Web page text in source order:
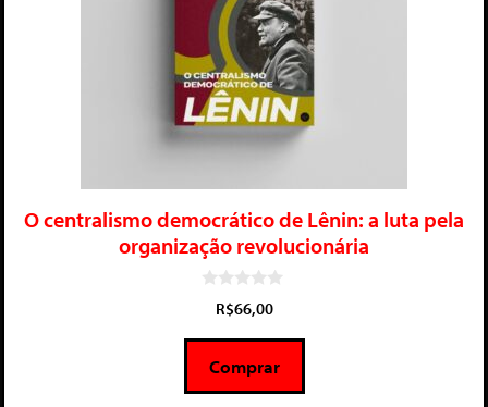
O centralismo democrático de Lênin: a luta pela
organização revolucionária
5
R$66,00
Comprar